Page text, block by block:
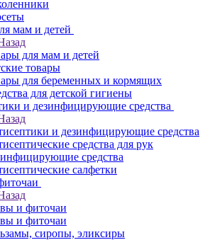
мам и детей
для мам и детей
товары
для беременных и кормящих
для детской гигиены
и дезинфицирующие средства
и дезинфицирующие средства
средства для рук
средства
салфетки
и фиточаи
и фиточаи
сиропы, эликсиры